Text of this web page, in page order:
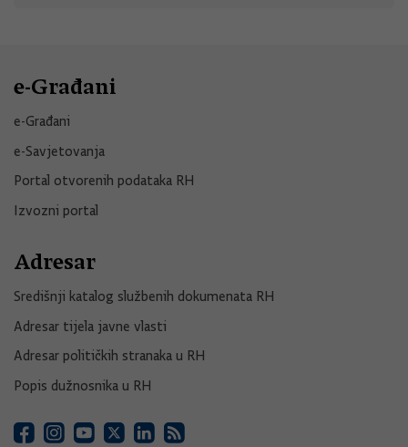
e-Građani
e-Građani
e-Savjetovanja
Portal otvorenih podataka RH
Izvozni portal
Adresar
Središnji katalog službenih dokumenata RH
Adresar tijela javne vlasti
Adresar političkih stranaka u RH
Popis dužnosnika u RH